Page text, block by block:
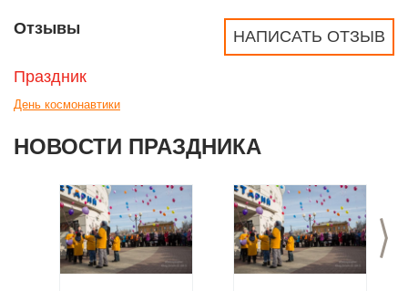
НАПИСАТЬ ОТЗЫВ
Отзывы
Праздник
День космонавтики
НОВОСТИ ПРАЗДНИКА
>